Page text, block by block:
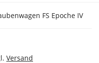
FS Epoche IV
Versand